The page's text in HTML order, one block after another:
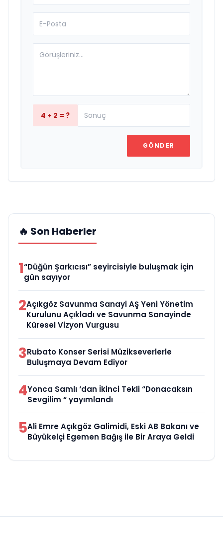
4 + 2 = ?
GÖNDER
🔥 Son Haberler
1“Düğün Şarkıcısı” seyircisiyle buluşmak için
gün sayıyor
2Açıkgöz Savunma Sanayi AŞ Yeni Yönetim
Kurulunu Açıkladı ve Savunma Sanayinde
Küresel Vizyon Vurgusu
3Rubato Konser Serisi Müzikseverlerle
Buluşmaya Devam Ediyor
4Yonca Samlı ‘dan İkinci Tekli “Donacaksın
Sevgilim “ yayımlandı
5Ali Emre Açıkgöz Galimidi, Eski AB Bakanı ve
Büyükelçi Egemen Bağış ile Bir Araya Geldi